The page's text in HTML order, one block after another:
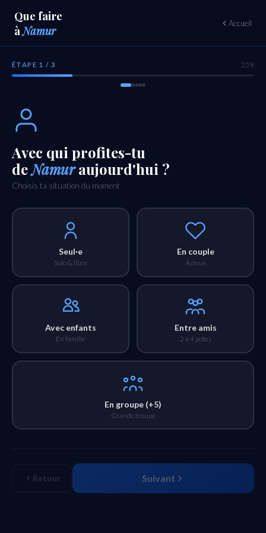
Que faire
àNamur Accueil
ÉTAPE 1 / 3 25%
Avec qui profites-tu
deNamuraujourd'hui ?
Choisis ta situation du moment
Seul·e
Solo & libre
En couple
À deux
Avec enfants
En famille
Entre amis
2 à 4 potes
En groupe (+5)
Grande troupe
Retour Suivant